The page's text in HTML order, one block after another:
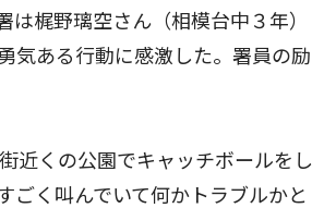
梶野璃空さん（相模台中３年）
気ある行動に感激した。署員の励
近くの公園でキャッチボールをし
ごく叫んでいて何かトラブルかと